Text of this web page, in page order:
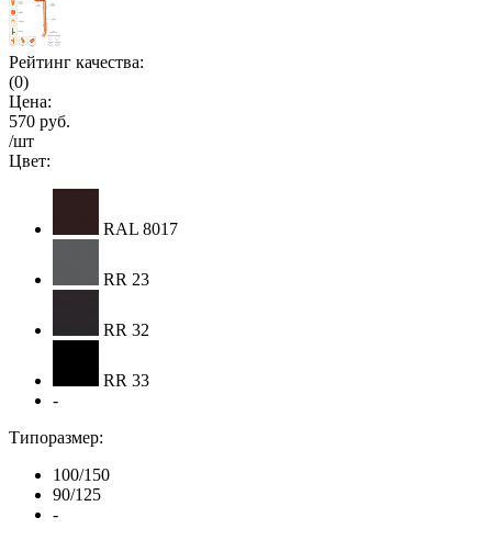
Рейтинг качества:
(0)
Цена:
570 руб.
/шт
Цвет:
RAL 8017
RR 23
RR 32
RR 33
-
Типоразмер:
100/150
90/125
-